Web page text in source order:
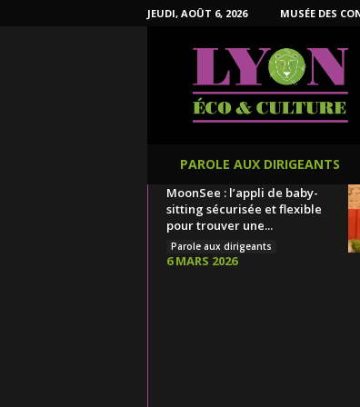
JEUDI, AOÛT 6, 2026 MUSÉE DES
PAROLE AUX DIRIGEANTS
MoonSee : l’appli de baby-
sitting sécurisée et flexible
pour trouver une...
Parole aux dirigeants
6 MARS 2026